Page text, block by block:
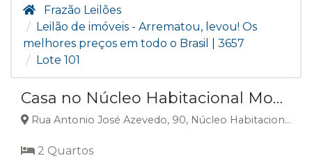
Frazão Leilões
Leilão de imóveis - Arrematou, levou! Os
melhores preços em todo o Brasil | 3657
Lote 101
Casa no Núcleo Habitacional Monsenhor Pasetto, Lins, SP
Rua Antonio José Azevedo, 90, Núcleo Habitacional Monsenhor Pasetto, Lins, SP
2 Quartos